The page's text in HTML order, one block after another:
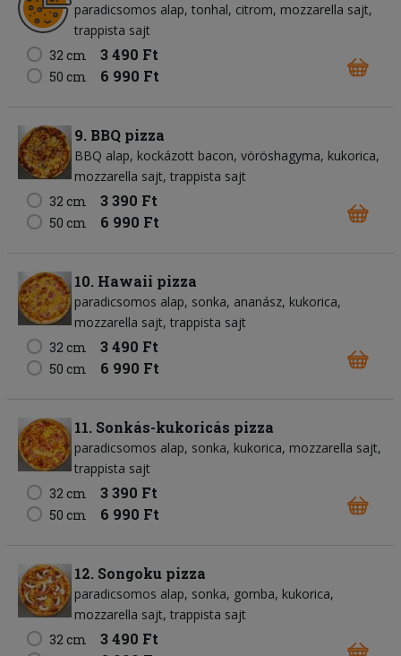
paradicsomos alap tonhal citrom mozzarella sajt
trappista sajt
32 cm
3 490 Ft
50 cm 6 990 Ft
9. BBQ pizza
BBQ alap kockázott bacon vöröshagyma kukorica
mozzarella sajt trappista sajt
32 cm
3 390 Ft
50 cm 6 990 Ft
10. Hawaii pizza
paradicsomos alap sonka ananász kukorica
mozzarella sajt trappista sajt
32 cm
3 490 Ft
50 cm 6 990 Ft
11. Sonkás-kukoricás pizza
paradicsomos alap sonka kukorica mozzarella sajt
trappista sajt
32 cm
3 390 Ft
50 cm 6 990 Ft
12. Songoku pizza
paradicsomos alap sonka gomba kukorica
mozzarella sajt trappista sajt
32 cm
3 490 Ft